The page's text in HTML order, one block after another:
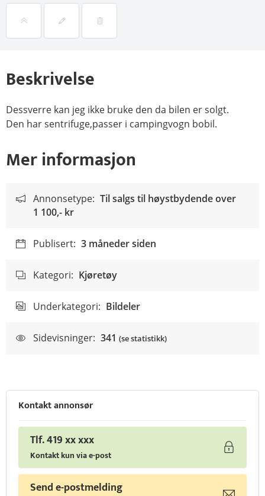
Beskrivelse
Dessverre kan jeg ikke bruke den da bilen er solgt.
Den har sentrifuge,passer i campingvogn bobil.
Mer informasjon
Annonsetype: Til salgs til høystbydende over
1 100,- kr
Publisert: 3 måneder siden
Kategori: Kjøretøy
Underkategori: Bildeler
Sidevisninger: 341 (se statistikk)
Kontakt annonsør
Tlf. 419 xx xxx
Kontakt kun via e-post
Send e-postmelding